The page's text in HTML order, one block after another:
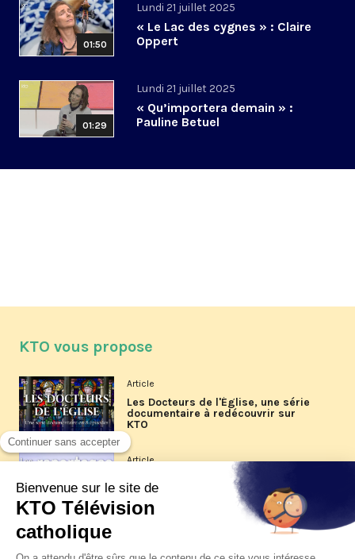
01:50
Lundi 21 juillet 2025
« Le Lac des cygnes » : Claire
Oppert
01:29
Lundi 21 juillet 2025
« Qu’importera demain » :
Pauline Betuel
KTO vous propose
Article
Les Docteurs de l'Église, une série
documentaire à redécouvrir sur
KTO
Article
Les reportages d'été 2026 de KTO
La visite pastorale du pape Léon